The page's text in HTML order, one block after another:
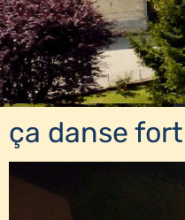
ça danse fort